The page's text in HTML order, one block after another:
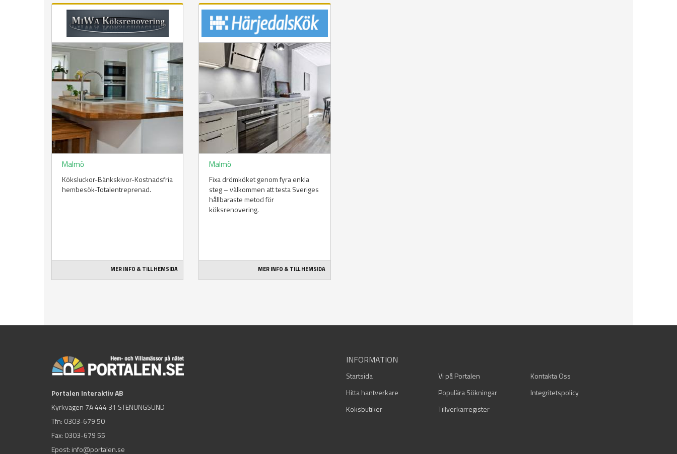
Malmö
Köksluckor-Bänkskivor-Kostnadsfria
hembesök-Totalentreprenad.
MER INFO & TILL HEMSIDA
Malmö
Fixa drömköket genom fyra enkla
steg – välkommen att testa Sveriges
hållbaraste metod för
köksrenovering.
MER INFO & TILL HEMSIDA
Portalen Interaktiv AB
Kyrkvägen 7A 444 31 STENUNGSUND
Tfn: 0303-679 50
Fax: 0303-679 55
Epost: info@portalen.se
INFORMATION
Startsida Vi på Portalen
Kontakta Oss
Hitta hantverkare
Populära Sökningar
Integritetspolicy
Köksbutiker
Tillverkarregister